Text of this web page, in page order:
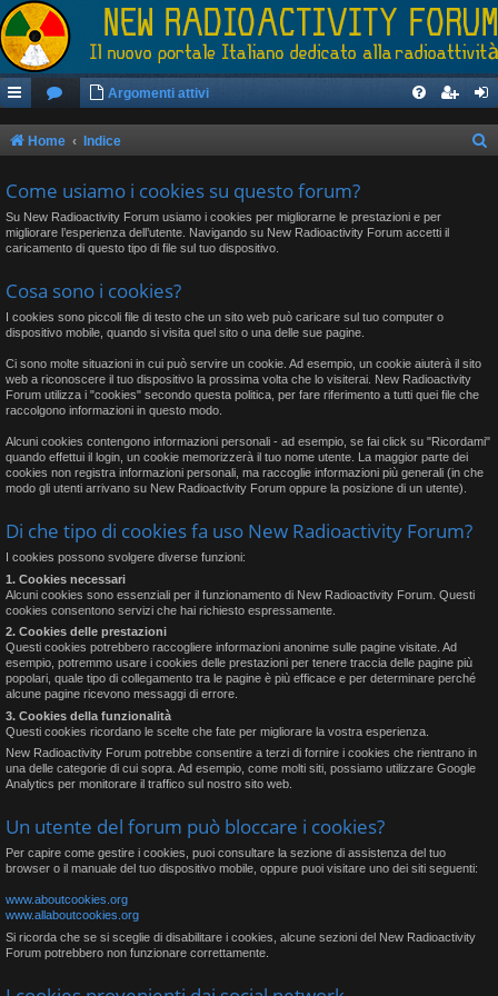
Argomenti attivi
Home Indice
Come usiamo i cookies su questo forum?
Su New Radioactivity Forum usiamo i cookies per migliorarne le prestazioni e per
migliorare l’esperienza dell’utente. Navigando su New Radioactivity Forum accetti il
caricamento di questo tipo di file sul tuo dispositivo.
Cosa sono i cookies?
I cookies sono piccoli file di testo che un sito web può caricare sul tuo computer o
dispositivo mobile, quando si visita quel sito o una delle sue pagine.
Ci sono molte situazioni in cui può servire un cookie. Ad esempio, un cookie aiuterà il sito
web a riconoscere il tuo dispositivo la prossima volta che lo visiterai. New Radioactivity
Forum utilizza i "cookies" secondo questa politica, per fare riferimento a tutti quei file che
raccolgono informazioni in questo modo.
Alcuni cookies contengono informazioni personali - ad esempio, se fai click su "Ricordami"
quando effettui il login, un cookie memorizzerà il tuo nome utente. La maggior parte dei
cookies non registra informazioni personali, ma raccoglie informazioni più generali (in che
modo gli utenti arrivano su New Radioactivity Forum oppure la posizione di un utente).
Di che tipo di cookies fa uso New Radioactivity Forum?
I cookies possono svolgere diverse funzioni:
1. Cookies necessari
Alcuni cookies sono essenziali per il funzionamento di New Radioactivity Forum. Questi
cookies consentono servizi che hai richiesto espressamente.
2. Cookies delle prestazioni
Questi cookies potrebbero raccogliere informazioni anonime sulle pagine visitate. Ad
esempio, potremmo usare i cookies delle prestazioni per tenere traccia delle pagine più
popolari, quale tipo di collegamento tra le pagine è più efficace e per determinare perché
alcune pagine ricevono messaggi di errore.
3. Cookies della funzionalità
Questi cookies ricordano le scelte che fate per migliorare la vostra esperienza.
New Radioactivity Forum potrebbe consentire a terzi di fornire i cookies che rientrano in
una delle categorie di cui sopra. Ad esempio, come molti siti, possiamo utilizzare Google
Analytics per monitorare il traffico sul nostro sito web.
Un utente del forum può bloccare i cookies?
Per capire come gestire i cookies, puoi consultare la sezione di assistenza del tuo
browser o il manuale del tuo dispositivo mobile, oppure puoi visitare uno dei siti seguenti:
www.aboutcookies.org
www.allaboutcookies.org
Si ricorda che se si sceglie di disabilitare i cookies, alcune sezioni del New Radioactivity
Forum potrebbero non funzionare correttamente.